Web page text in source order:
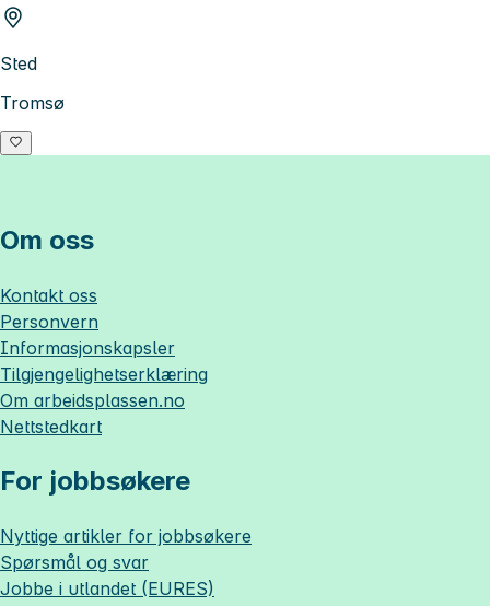
Sted
Tromsø
Om oss
Kontakt oss
Personvern
Informasjonskapsler
Tilgjengelighetserklæring
Om arbeidsplassen.no
Nettstedkart
For jobbsøkere
Nyttige artikler for jobbsøkere
Spørsmål og svar
Jobbe i utlandet (EURES)